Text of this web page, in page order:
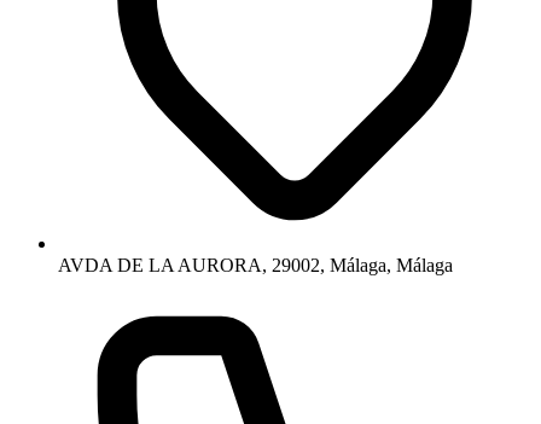
AVDA DE LA AURORA, 29002, Málaga, Málaga